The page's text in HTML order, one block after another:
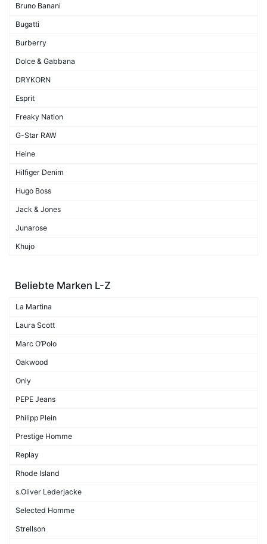
Bruno Banani
Bugatti
Burberry
Dolce & Gabbana
DRYKORN
Esprit
Freaky Nation
G-Star RAW
Heine
Hilfiger Denim
Hugo Boss
Jack & Jones
Junarose
Khujo
Beliebte Marken L-Z
La Martina
Laura Scott
Marc O’Polo
Oakwood
Only
PEPE Jeans
Philipp Plein
Prestige Homme
Replay
Rhode Island
s.Oliver Lederjacke
Selected Homme
Strellson